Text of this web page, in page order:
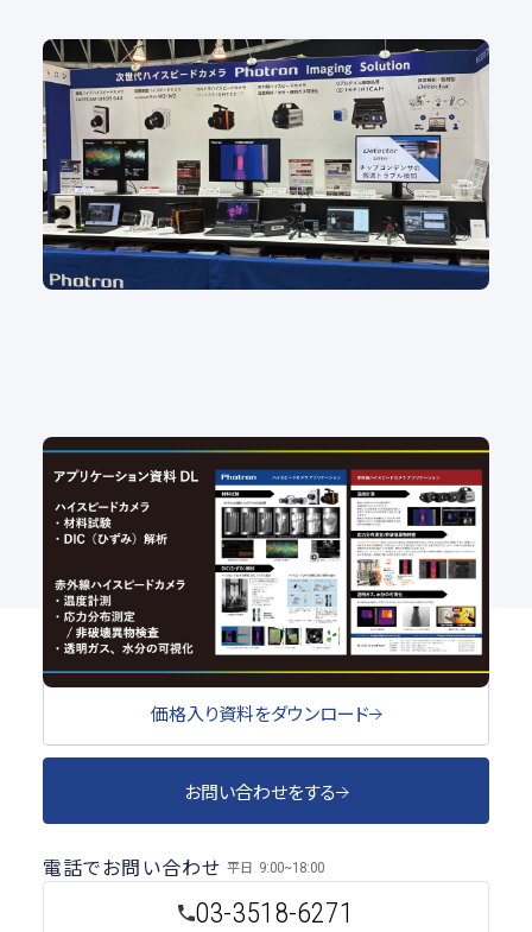
国際画像機器展2025レポート
温度解析 赤外線カメラ 可視化 #DIC#解析 #試験・測定
TEST2025[総合試験機器展] レポート
温度解析 赤外線カメラ 可視化 #DIC#解析#試験・測定
価格入り資料をダウンロード
お問い合わせをする
03-3518-6271
電話でお問い合わせ 平日 9:00~18:00